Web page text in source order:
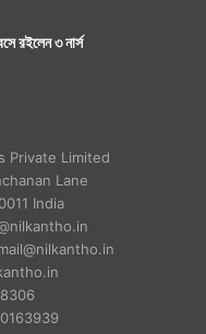
রইলেন ৩ নার্স
Private Limited
Lane
India